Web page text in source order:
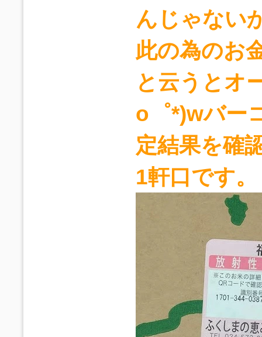
んじゃない
此の為のお
と云うとオ
o゜*)wバー
定結果を確
1軒口です。